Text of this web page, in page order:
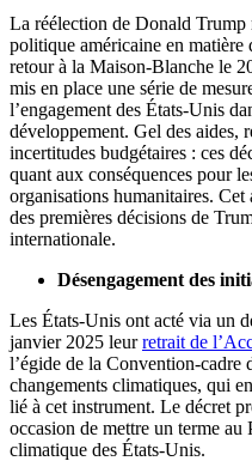
La réélection de Donald
politique américaine en matière
retour à la Maison-Blanche le
mis en place une série de
l’engagement des États-Unis
développement. Gel des aides,
incertitudes budgétaires : ces
quant aux conséquences pour
organisations humanitaires.
des premières décisions de
internationale.
Désengagement des
Les États-Unis ont acté via un
janvier 2025 leurretrait de
l’égide de la Convention-cadre
changements climatiques, qui
lié à cet instrument. Le décret
occasion de mettre un terme
climatique des États-Unis.